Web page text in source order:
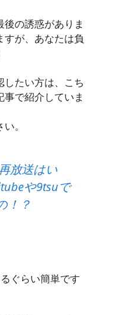
の誘惑がありま
が、あなたは負
したい方は、こち
で紹介していま
。
放送はい
や9tsuで
！？
ぐらい簡単です